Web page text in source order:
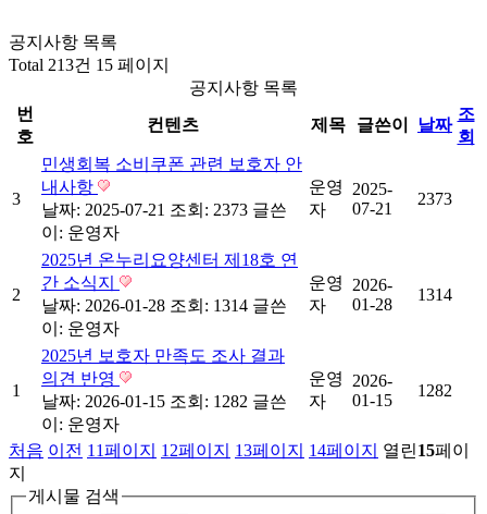
공지사항 목록
Total 213건 15 페이지
공지사항 목록
번
호
컨텐츠 제목 글쓴이 날짜
조
회
3
민생회복 소비쿠폰 관련 보호자 안
내사항
날짜: 2025-07-21 조회: 2373 글쓴
이: 운영자
운영
자
2025-
07-21
2373
2
2025년 온누리요양센터 제18호 연
간 소식지
날짜: 2026-01-28 조회: 1314 글쓴
이: 운영자
운영
자
2026-
01-28
1314
1
2025년 보호자 만족도 조사 결과
의견 반영
날짜: 2026-01-15 조회: 1282 글쓴
이: 운영자
운영
자
2026-
01-15
1282
처음 이전 11페이지 12페이지 13페이지 14페이지 열린15페이
지
게시물 검색